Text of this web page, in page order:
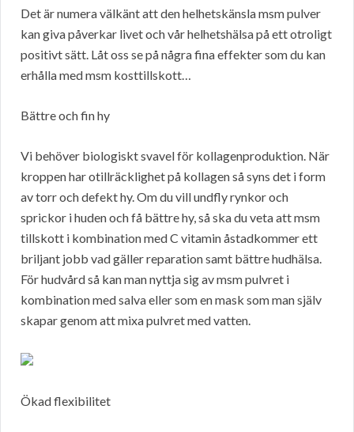
Det är numera välkänt att den helhetskänsla msm pulver
kan giva påverkar livet och vår helhetshälsa på ett otroligt
positivt sätt. Låt oss se på några fina effekter som du kan
erhålla med msm kosttillskott…
Bättre och fin hy
Vi behöver biologiskt svavel för kollagenproduktion. När
kroppen har otillräcklighet på kollagen så syns det i form
av torr och defekt hy. Om du vill undfly rynkor och
sprickor i huden och få bättre hy, så ska du veta att msm
tillskott i kombination med C vitamin åstadkommer ett
briljant jobb vad gäller reparation samt bättre hudhälsa.
För hudvård så kan man nyttja sig av msm pulvret i
kombination med salva eller som en mask som man själv
skapar genom att mixa pulvret med vatten.
Ökad flexibilitet